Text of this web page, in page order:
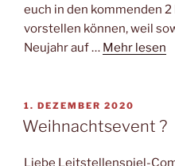
euch in den kommenden
vorstellen können, weil
Neujahr auf … Mehr lesen
VERÖFFENTLICHT
AM
1. DEZEMBER 2020
Weihnachtsevent ?
Liebe Leitstellenspiel-